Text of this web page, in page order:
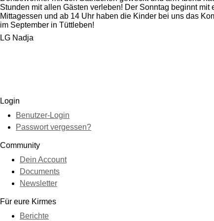
Stunden mit allen Gästen verleben! Der Sonntag beginnt
Mittagessen und ab 14 Uhr haben die Kinder bei uns das
im September in Tüttleben!
LG Nadja
Login
Benutzer-Login
Passwort vergessen?
Community
Dein Account
Documents
Newsletter
Für eure Kirmes
Berichte